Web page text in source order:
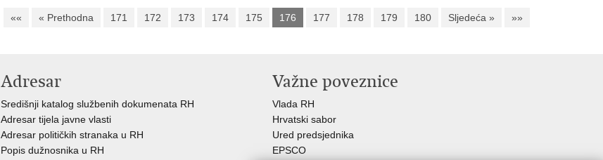
«« « Prethodna 171 172 173 174 175 176 177 178 179 180 Sljedeća » »»
Adresar
Središnji katalog službenih dokumenata RH
Adresar tijela javne vlasti
Adresar političkih stranaka u RH
Popis dužnosnika u RH
Važne poveznice
Vlada RH
Hrvatski sabor
Ured predsjednika
EPSCO